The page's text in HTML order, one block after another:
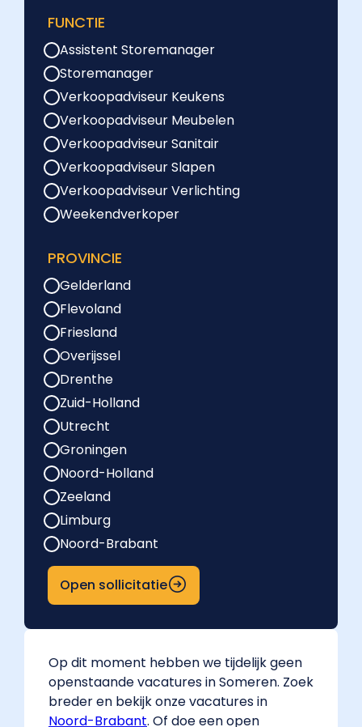
FUNCTIE
Assistent Storemanager
Storemanager
Verkoopadviseur Keukens
Verkoopadviseur Meubelen
Verkoopadviseur Sanitair
Verkoopadviseur Slapen
Verkoopadviseur Verlichting
Weekendverkoper
PROVINCIE
Gelderland
Flevoland
Friesland
Overijssel
Drenthe
Zuid-Holland
Utrecht
Groningen
Noord-Holland
Zeeland
Limburg
Noord-Brabant
Open sollicitatie
Op dit moment hebben we tijdelijk geen
openstaande vacatures in Someren. Zoek
breder en bekijk onze vacatures in
Noord-Brabant. Of doe een open